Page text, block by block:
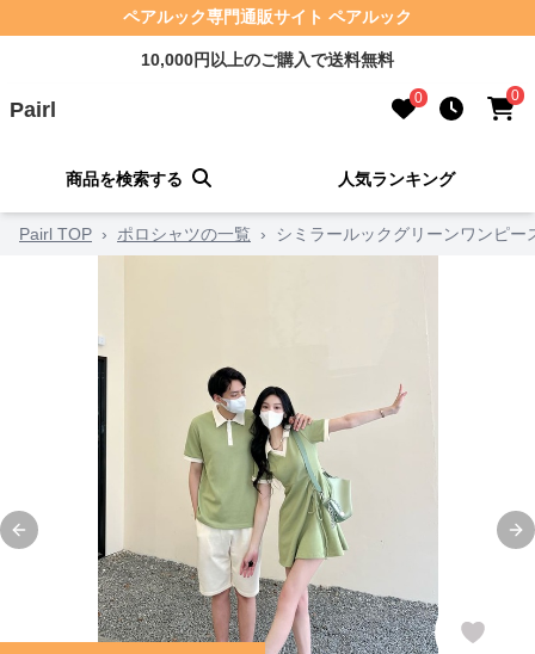
ペアルック専門通販サイト ペアルック
10,000円以上のご購入で送料無料
Pairl 0 0
商品を検索する 人気ランキング
Pairl TOP › ポロシャツの一覧 › シミラールックグリーンワンピー
Previous slide